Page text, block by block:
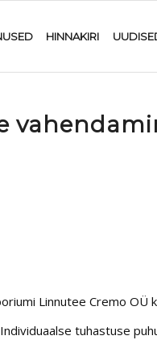
HINNAKIRI
Linnutee Cremo OÜ
tuhastuse